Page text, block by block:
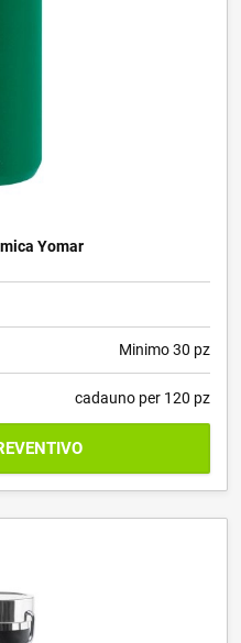
Yomar
Minimo 30 pz
cadauno per 120 pz